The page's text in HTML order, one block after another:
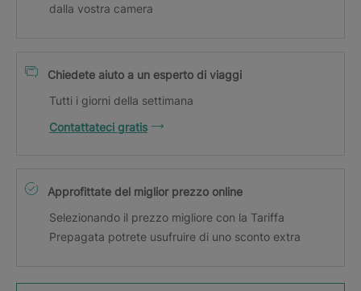
dalla vostra camera
Chiedete aiuto a un esperto di viaggi
Tutti i giorni della settimana
Contattateci gratis
Approfittate del miglior prezzo online
Selezionando il prezzo migliore con la Tariffa
Prepagata potrete usufruire di uno sconto extra